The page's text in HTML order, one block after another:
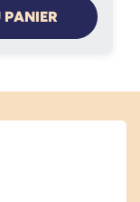
PANIER